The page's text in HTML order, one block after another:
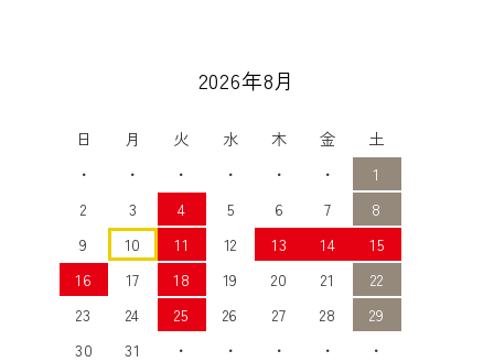
2026年8月
日 月 火 水 木 金
土
・
・ ・ ・ ・ ・
1
2
3 4 5 6 7
8
9
10 11 12 13 14
15
16
17 18 19 20 21
22
23
24 25 26 27 28
29
30
31 ・ ・ ・ ・ ・